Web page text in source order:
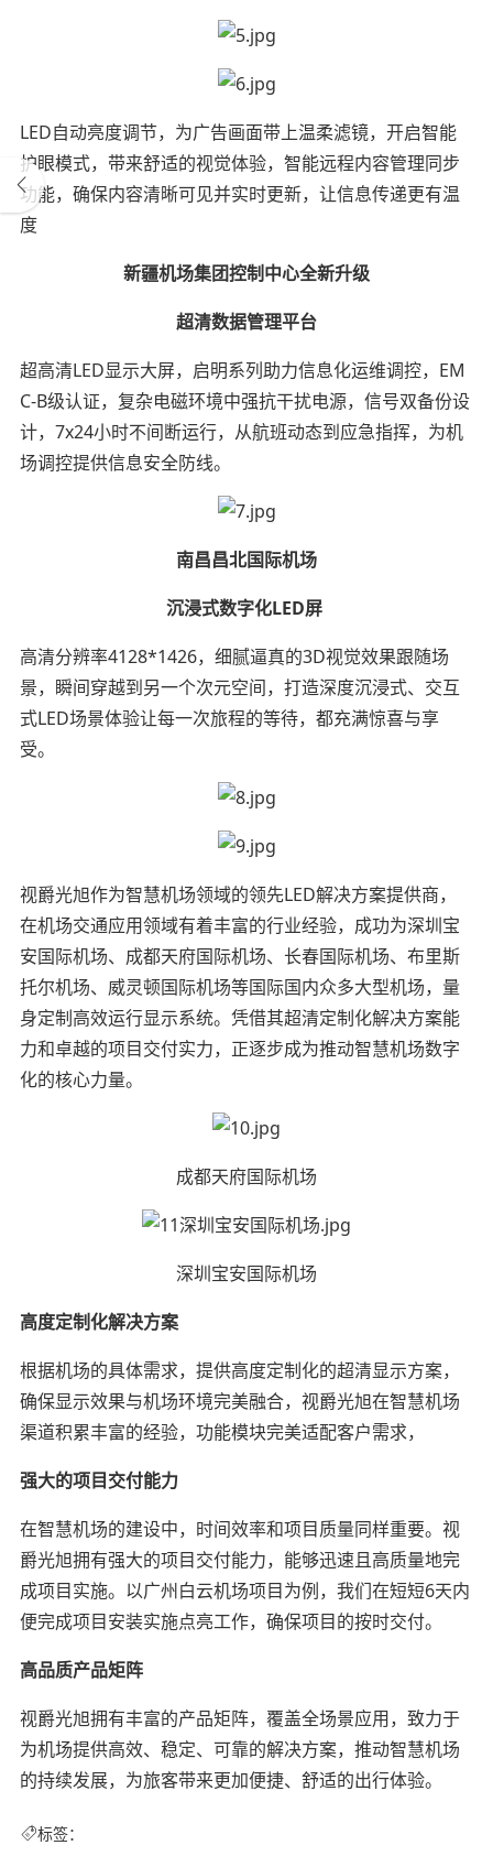
LED自动亮度调节，为广告画面带上温柔滤镜，开启智能
护眼模式，带来舒适的视觉体验，智能远程内容管理同步
功能，确保内容清晰可见并实时更新，让信息传递更有温
度
新疆机场集团控制中心全新升级
超清数据管理平台
超高清LED显示大屏，启明系列助力信息化运维调控，EM
C-B级认证，复杂电磁环境中强抗干扰电源，信号双备份设
计，7x24小时不间断运行，从航班动态到应急指挥，为机
场调控提供信息安全防线。
南昌昌北国际机场
沉浸式数字化LED屏
高清分辨率4128*1426，细腻逼真的3D视觉效果跟随场
景，瞬间穿越到另一个次元空间，打造深度沉浸式、交互
式LED场景体验让每一次旅程的等待，都充满惊喜与享
受。
视爵光旭作为智慧机场领域的领先LED解决方案提供商，
在机场交通应用领域有着丰富的行业经验，成功为深圳宝
安国际机场、成都天府国际机场、长春国际机场、布里斯
托尔机场、威灵顿国际机场等国际国内众多大型机场，量
身定制高效运行显示系统。凭借其超清定制化解决方案能
力和卓越的项目交付实力，正逐步成为推动智慧机场数字
化的核心力量。
成都天府国际机场
深圳宝安国际机场
高度定制化解决方案
根据机场的具体需求，提供高度定制化的超清显示方案，
确保显示效果与机场环境完美融合，视爵光旭在智慧机场
渠道积累丰富的经验，功能模块完美适配客户需求，
强大的项目交付能力
在智慧机场的建设中，时间效率和项目质量同样重要。视
爵光旭拥有强大的项目交付能力，能够迅速且高质量地完
成项目实施。以广州白云机场项目为例，我们在短短6天内
便完成项目安装实施点亮工作，确保项目的按时交付。
高品质产品矩阵
视爵光旭拥有丰富的产品矩阵，覆盖全场景应用，致力于
为机场提供高效、稳定、可靠的解决方案，推动智慧机场
的持续发展，为旅客带来更加便捷、舒适的出行体验。
标签：